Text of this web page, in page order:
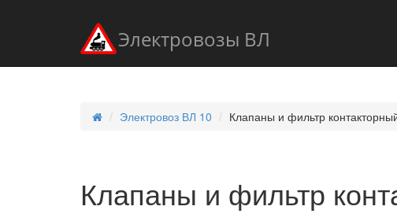
Электровозы ВЛ
Электровоз ВЛ 10 Клапаны и фильтр
Клапаны и фильтр